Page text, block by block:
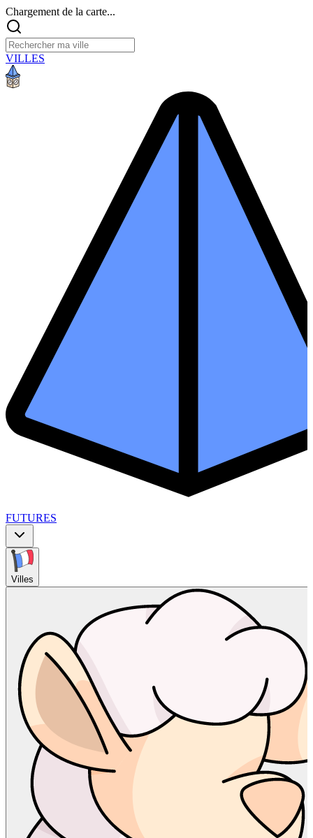
Chargement de la carte...
VILLES
FUTURES
Villes